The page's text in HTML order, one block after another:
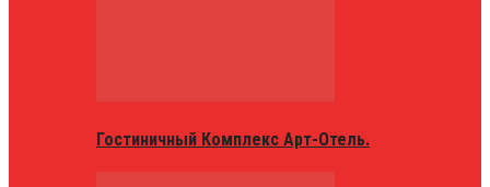
Гостиничный Комплекс Арт-Отель.